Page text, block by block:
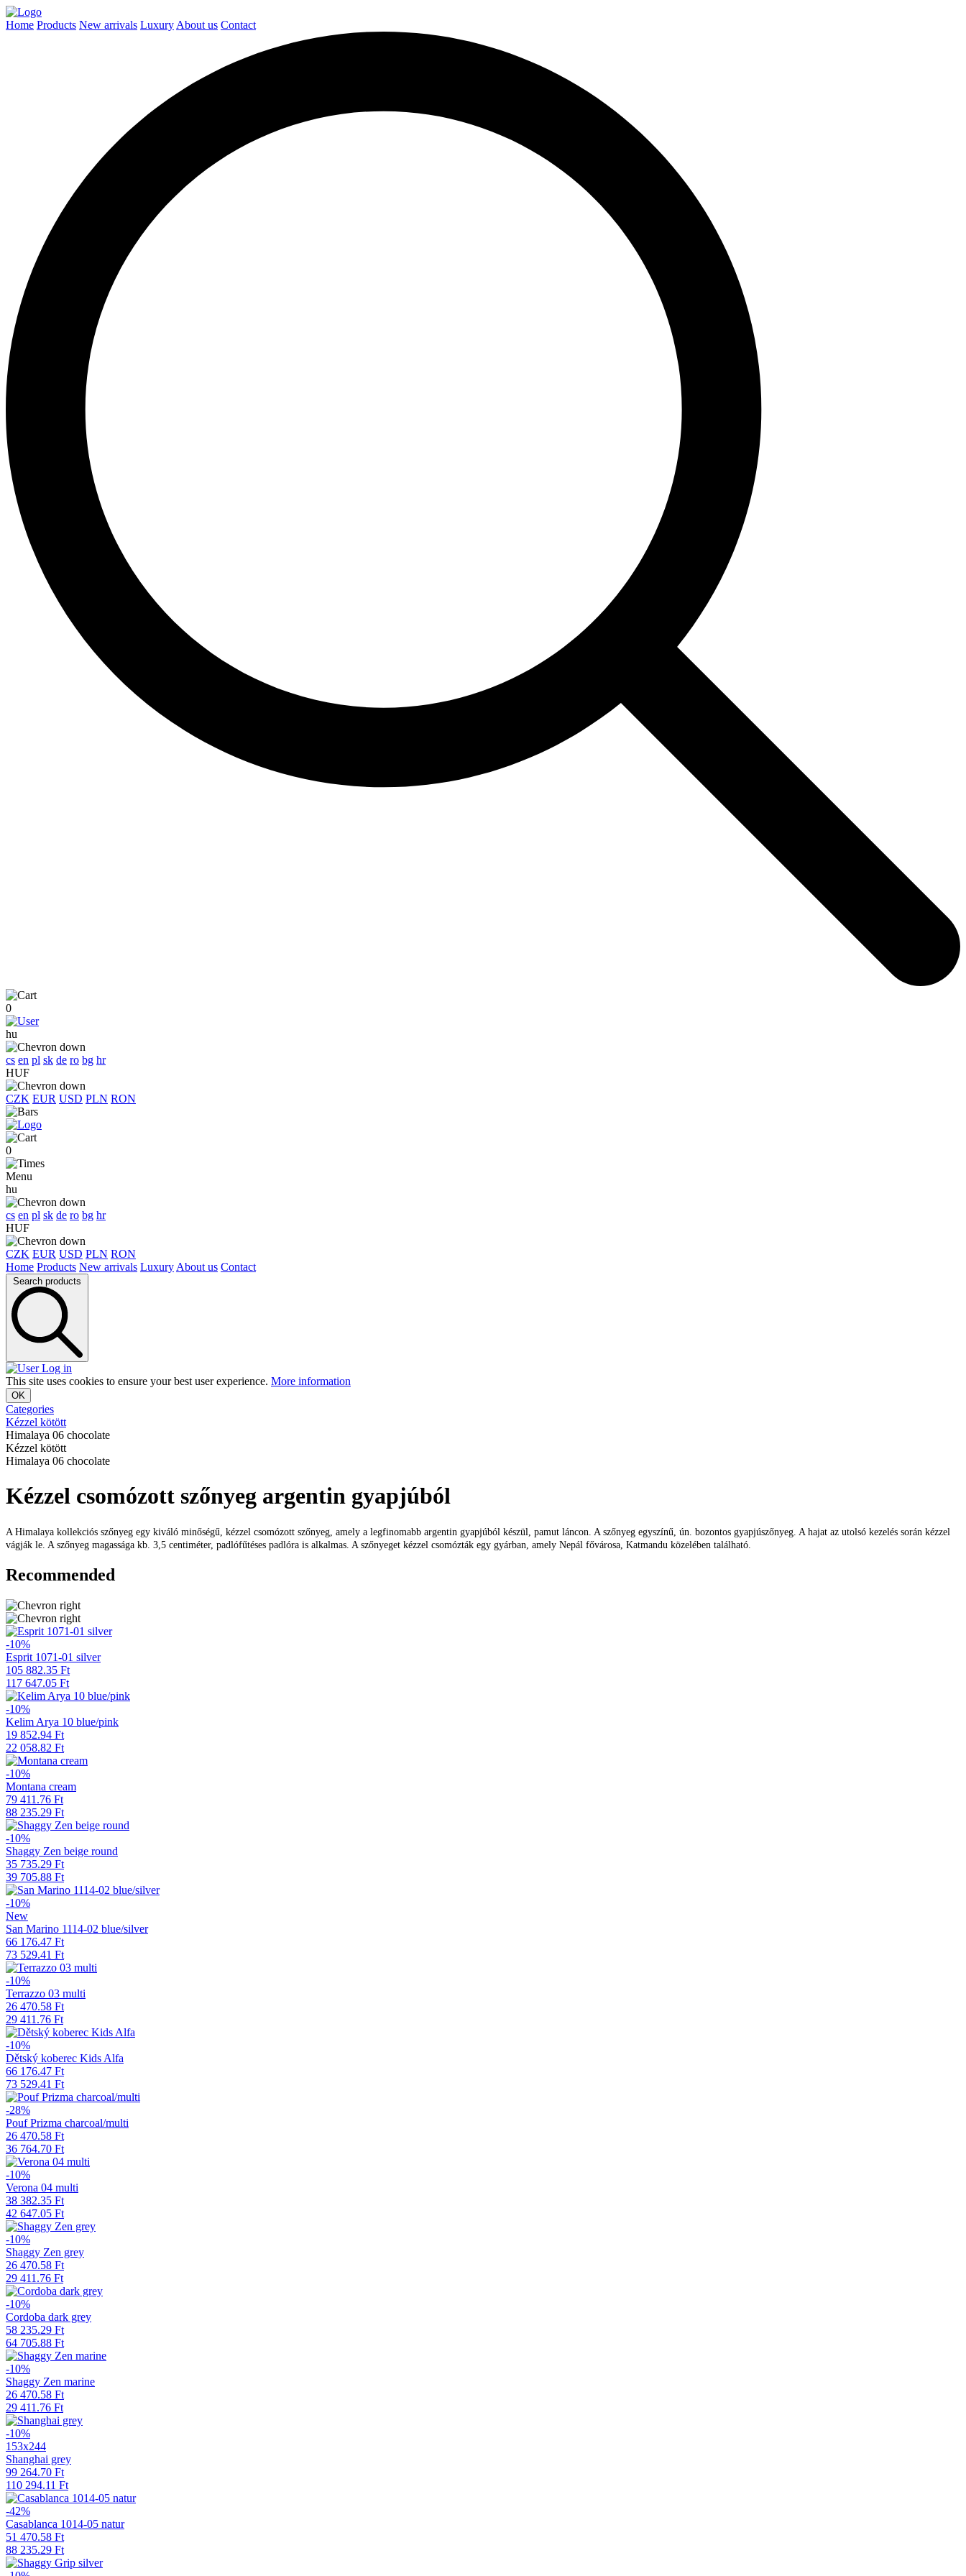
Home Products New arrivals Luxury About us Contact
0
hu
cs en pl sk de ro bg hr
HUF
CZK EUR USD PLN RON
0
Menu
hu
cs en pl sk de ro bg hr
HUF
CZK EUR USD PLN RON
Home Products New arrivals Luxury About us Contact
Search products
Log in
This site uses cookies to ensure your best user experience. More information
OK
Categories
Kézzel kötött
Himalaya 06 chocolate
Kézzel kötött
Himalaya 06 chocolate
Kézzel csomózott szőnyeg argentin gyapjúból
A Himalaya kollekciós szőnyeg egy kiváló minőségű, kézzel csomózott szőnyeg, amely a legfinomabb argentin gyapjúból készül, pamut láncon. A szőnyeg egyszínű, ún. bozontos gyapjúszőnyeg. A hajat az utolsó kezelés során kézzel
vágják le. A szőnyeg magassága kb. 3,5 centiméter, padlófűtéses padlóra is alkalmas. A szőnyeget kézzel csomózták egy gyárban, amely Nepál fővárosa, Katmandu közelében található.
Recommended
-10%
Esprit 1071-01 silver
105 882.35 Ft
117 647.05 Ft
-10%
Kelim Arya 10 blue/pink
19 852.94 Ft
22 058.82 Ft
-10%
Montana cream
79 411.76 Ft
88 235.29 Ft
-10%
Shaggy Zen beige round
35 735.29 Ft
39 705.88 Ft
-10%
New
San Marino 1114-02 blue/silver
66 176.47 Ft
73 529.41 Ft
-10%
Terrazzo 03 multi
26 470.58 Ft
29 411.76 Ft
-10%
Dětský koberec Kids Alfa
66 176.47 Ft
73 529.41 Ft
-28%
Pouf Prizma charcoal/multi
26 470.58 Ft
36 764.70 Ft
-10%
Verona 04 multi
38 382.35 Ft
42 647.05 Ft
-10%
Shaggy Zen grey
26 470.58 Ft
29 411.76 Ft
-10%
Cordoba dark grey
58 235.29 Ft
64 705.88 Ft
-10%
Shaggy Zen marine
26 470.58 Ft
29 411.76 Ft
-10%
153x244
Shanghai grey
99 264.70 Ft
110 294.11 Ft
-42%
Casablanca 1014-05 natur
51 470.58 Ft
88 235.29 Ft